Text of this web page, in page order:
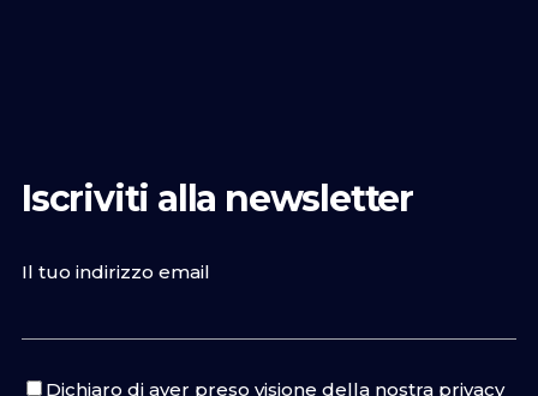
Iscriviti alla newsletter
Il tuo indirizzo email
Dichiaro di aver preso visione della nostra privacy